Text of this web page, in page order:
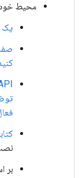
محیط خود
یک
بر